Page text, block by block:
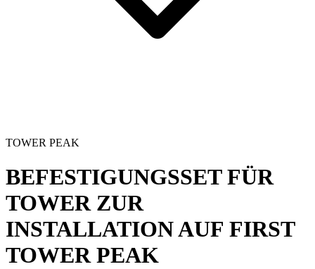
TOWER PEAK
BEFESTIGUNGSSET FÜR
TOWER ZUR
INSTALLATION AUF FIRST
TOWER PEAK